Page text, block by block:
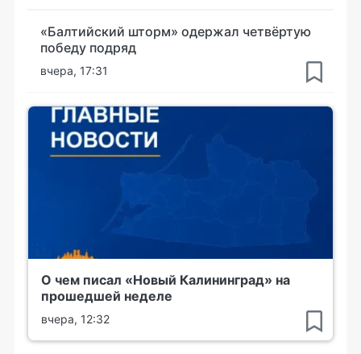
«Балтийский шторм» одержал четвёртую
победу подряд
вчера, 17:31
О чем писал «Новый Калининград» на
прошедшей неделе
вчера, 12:32